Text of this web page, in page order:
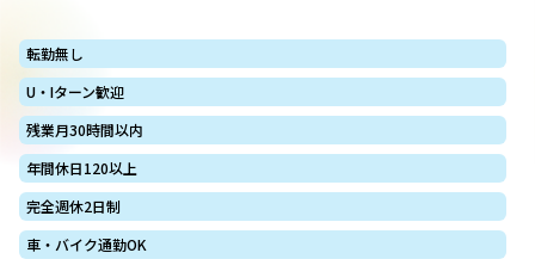
転勤無し
U・Iターン歓迎
残業月30時間以内
年間休日120以上
完全週休2日制
車・バイク通勤OK